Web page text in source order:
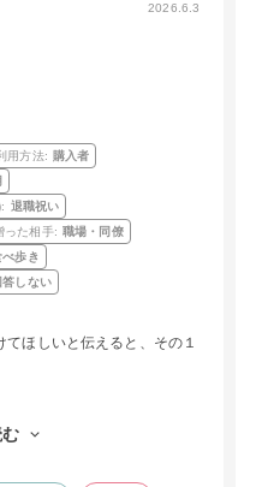
2026.6.3
用方法: 購入者
退職祝い
った相手: 職場・同僚
べ歩き
答しない
ほしいと伝えると、その１
。